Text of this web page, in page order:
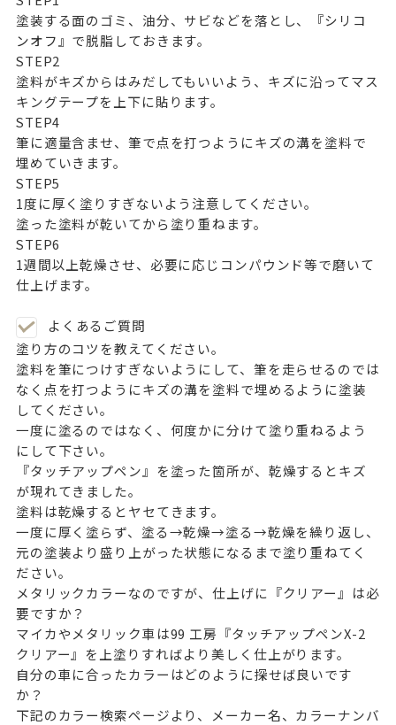
塗装する面のゴミ、油分、サビなどを落とし、
『シリコ
ンオフ』 で脱脂しておきます。
STEP2
塗料がキズからはみだしてもいいよう、キズに沿ってマス
キングテープを上下に貼ります。
STEP4
筆に適量含ませ、筆で点を打つようにキズの溝を塗料で
埋めていきます。
STEP5
1度に厚く塗りすぎないよう注意してください。
塗った塗料が乾いてから塗り重ねます。
STEP6
1週間以上乾燥させ、必要に応じコンパウンド等で磨いて
仕上げます。
よくあるご質問
塗り方のコツを教えてください。
塗料を筆につけすぎないようにして、筆を走らせるのでは
なく点を打つようにキズの溝を塗料で埋めるように塗装
してください。
一度に塗るのではなく、何度かに分けて塗り重ねるよう
にして下さい。
『タッチアップペン』を塗った箇所が、乾燥するとキズ
が現れてきました。
塗料は乾燥するとヤセてきます。
一度に厚く塗らず、塗る→乾燥→塗る→乾燥を繰り返し、
元の塗装より盛り上がった状態になるまで塗り重ねてく
ださい。
メタリックカラーなのですが、仕上げに『クリアー』は必
要ですか？
マイカやメタリック車は99 工房『タッチアップペンX-2
クリアー』を上塗りすればより美しく仕上がります。
自分の車に合ったカラーはどのように探せば良いです
か？
下記のカラー検索ページより、メーカー名、カラーナンバ